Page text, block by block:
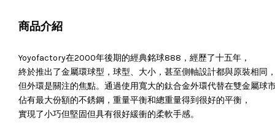
商品介紹
Yoyofactory在2000年後期的經典銘球888，經歷了十五年，
終於推出了金屬環球型，球型、大小，甚至側軸設計都與原裝相同，
但外環是關注的焦點。通過使用寬大的鈦合金外環代替在雙金屬球市
佔有最大份額的不銹鋼，重量平衡和總重量得到很好的平衡，
實現了小巧但堅固但具有很好緩衝的柔軟手感。